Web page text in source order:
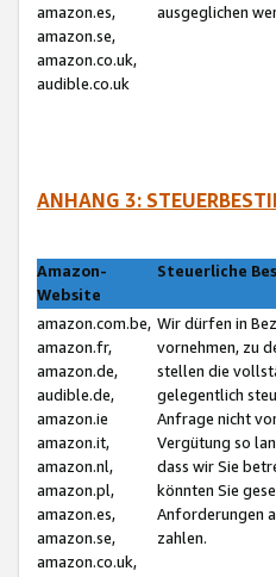
amazon.es,
amazon.se,
amazon.co.uk,
audible.co.uk
ausgeglichen
ANHANG 3:
Amazon-
Website
Steuerliche
amazon.com.be,
amazon.fr,
amazon.de,
audible.de,
amazon.ie
amazon.it,
amazon.nl,
amazon.pl,
amazon.es,
amazon.se,
amazon.co.uk,
Wir dürfen in
vornehmen, zu
stellen die
gelegentlich
Anfrage nicht
Vergütung so
dass wir Sie
könnten Sie
Anforderungen
zahlen.